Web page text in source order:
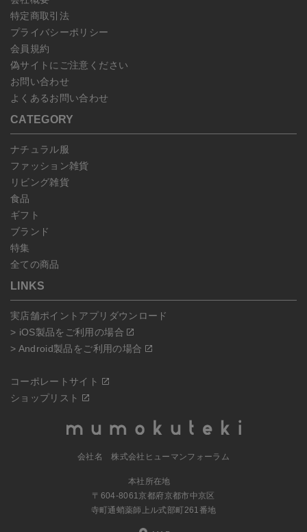
特定商取引法
プライバシーポリシー
会員規約
偽サイトにご注意ください
お問い合わせ
よくあるお問い合わせ
CATEGORY
ナチュラル服
ファッション雑貨
リビング雑貨
食品
ギフト
ブランド
特集
全ての商品
LINKS
実店舗ポイントアプリダウンロード
> iOS製品をご利用の場合
> Android製品をご利用の場合
コーポレートサイト
ショップリスト
会社名 株式会社ヒューマンフォーラム
本社所在地
〒604-8061京都府京都市中京区
寺町通蛸薬師上ル式部町261番地